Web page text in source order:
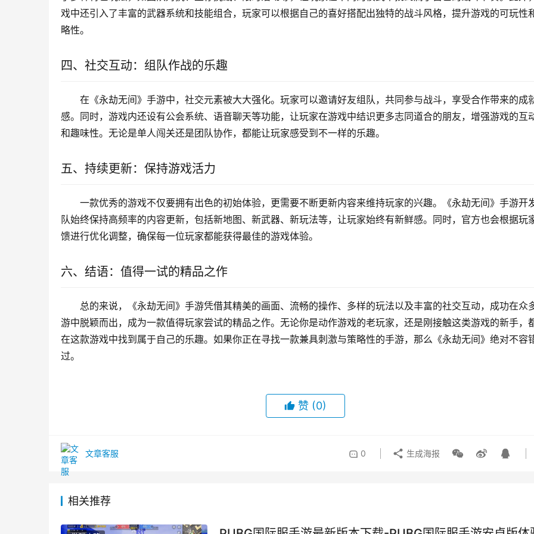
戏中还引入了丰富的武器系统和技能组合，玩家可以根据自己的喜好搭配出独特的战斗风格，提升游戏的可玩性
略性。
四、社交互动：组队作战的乐趣
在《永劫无间》手游中，社交元素被大大强化。玩家可以邀请好友组队，共同参与战斗，享受合作带来的成
感。同时，游戏内还设有公会系统、语音聊天等功能，让玩家在游戏中结识更多志同道合的朋友，增强游戏的互
和趣味性。无论是单人闯关还是团队协作，都能让玩家感受到不一样的乐趣。
五、持续更新：保持游戏活力
一款优秀的游戏不仅要拥有出色的初始体验，更需要不断更新内容来维持玩家的兴趣。《永劫无间》手游开
队始终保持高频率的内容更新，包括新地图、新武器、新玩法等，让玩家始终有新鲜感。同时，官方也会根据玩
馈进行优化调整，确保每一位玩家都能获得最佳的游戏体验。
六、结语：值得一试的精品之作
总的来说，《永劫无间》手游凭借其精美的画面、流畅的操作、多样的玩法以及丰富的社交互动，成功在众
游中脱颖而出，成为一款值得玩家尝试的精品之作。无论你是动作游戏的老玩家，还是刚接触这类游戏的新手，
在这款游戏中找到属于自己的乐趣。如果你正在寻找一款兼具刺激与策略性的手游，那么《永劫无间》绝对不容
过。
赞 (0)
文章客服 0 生成海报
相关推荐